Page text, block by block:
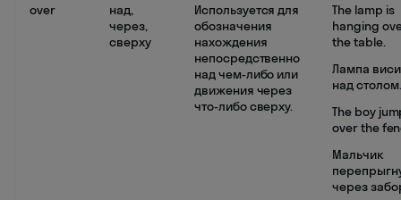
over
над,
через,
сверху
Используется для
обозначения
нахождения
непосредственно
над чем-либо или
движения через
что-либо сверху.
The lamp is
hanging
the table.
Лампа
над столом.
The boy
over the
Мальчик
через